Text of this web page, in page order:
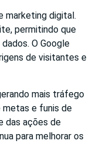
marketing digital.
permitindo que
O Google
de visitantes e
mais tráfego
metas e funis de
das ações de
para melhorar os